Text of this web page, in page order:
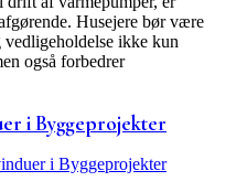
Husejere bør være
ikke kun
også forbedrer
i Byggeprojekter